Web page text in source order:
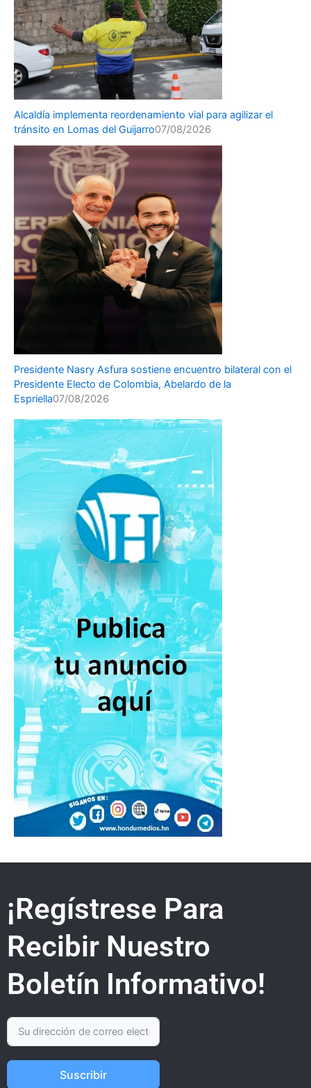
Alcaldía implementa reordenamiento vial para agilizar el
tránsito en Lomas del Guijarro07/08/2026
Presidente Nasry Asfura sostiene encuentro bilateral con el
Presidente Electo de Colombia, Abelardo de la
Espriella07/08/2026
¡Regístrese Para
Recibir Nuestro
Boletín Informativo!
Suscribir